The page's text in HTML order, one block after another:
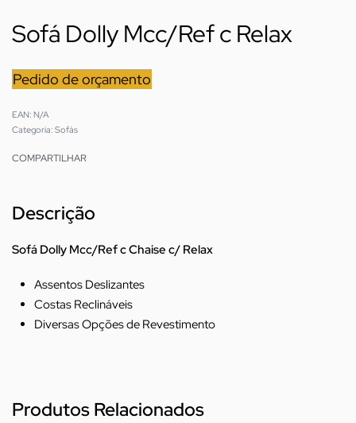
Sofá Dolly Mcc/Ref c Relax
Pedido de orçamento
EAN: N/A
Categoria: Sofás
COMPARTILHAR
Descrição
Sofá Dolly Mcc/Ref c Chaise c/ Relax
Assentos Deslizantes
Costas Reclináveis
Diversas Opções de Revestimento
Produtos Relacionados